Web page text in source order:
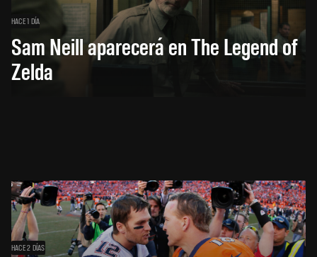
HACE 1 DÍA
Sam Neill aparecerá en The Legend of
Zelda
HACE 2 DÍAS